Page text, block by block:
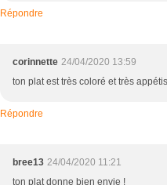
Répondre
corinnette 24/04/2020 13:59
ton plat est très coloré et très
Répondre
bree13 24/04/2020 11:21
ton plat donne bien envie !